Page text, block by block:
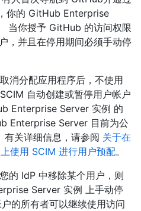
你的 GitHub Enterprise
当你授予 GitHub 的访问权限
，并且在停用期间必须手动停
消分配应用程序后，不使用
自动创建或暂停用户帐户
Enterprise Server 实例 的
Enterprise Server 目前为公
关详细信息，请参阅 关于在
使用 SCIM 进行用户预配。
的 IdP 中移除某个用户，则
Server 实例 上手动停
的所有者可以继续使用访问